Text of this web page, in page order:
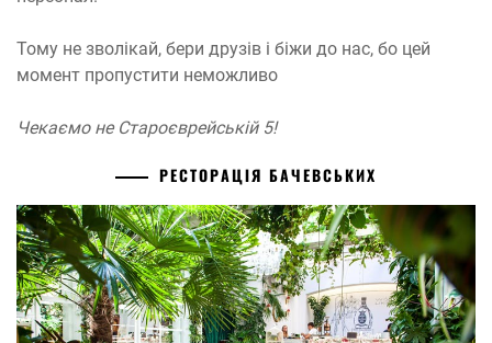
Тому не зволікай, бери друзів і біжи до нас, бо цей
момент пропустити неможливо
Чекаємо не Староєврейській 5!
РЕСТОРАЦІЯ БАЧЕВСЬКИХ